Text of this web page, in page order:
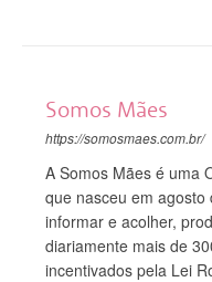
Somos Mães
https://somosmaes.com.br/
A Somos Mães é uma
que nasceu em
informar e acolher,
diariamente mais de
incentivados pela Lei